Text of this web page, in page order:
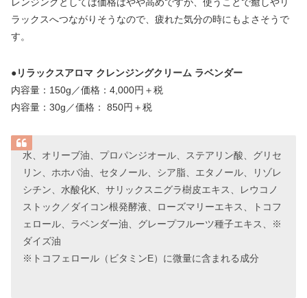
レンジングとしては価格はやや高めですが、使うことで癒しやリ
ラックスへつながりそうなので、疲れた気分の時にもよさそうで
す。
●リラックスアロマ クレンジングクリーム ラベンダー
内容量：150g／価格：4,000円＋税
内容量：30g／価格： 850円＋税
水、オリーブ油、プロパンジオール、ステアリン酸、グリセ
リン、ホホバ油、セタノール、シア脂、エタノール、リゾレ
シチン、水酸化K、サリックスニグラ樹皮エキス、レウコノ
ストック／ダイコン根発酵液、ローズマリーエキス、トコフ
ェロール、ラベンダー油、グレープフルーツ種子エキス、※
ダイズ油
※トコフェロール（ビタミンE）に微量に含まれる成分